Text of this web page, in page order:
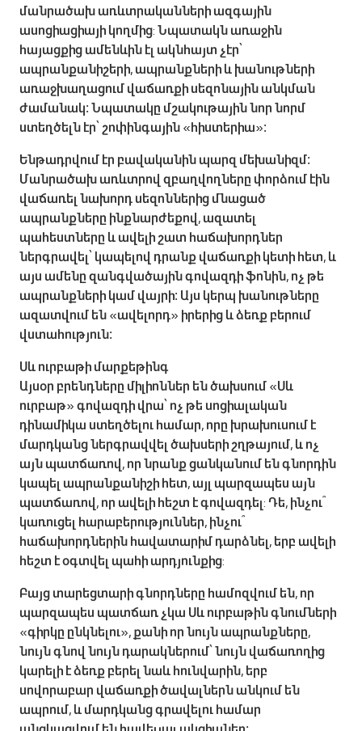
մանրածախ առևտրականների ազգային
ասոցիացիայի կողմից: Նպատակն առաջին
հայացքից ամենևին էլ ակնհայտ չէր՝
ապրանքանիշերի, ապրանքների և խանութների
առաջխաղացում վաճառքի սեզոնային անկման
ժամանակ։ Նպատակը մշակութային նոր նորմ
ստեղծելն էր՝ շոփինգային «հիստերիա»։
Ենթադրվում էր բավականին պարզ մեխանիզմ։
Մանրածախ առևտրով զբաղվողները փորձում էին
վաճառել նախորդ սեզոններից մնացած
ապրանքները ինքնարժեքով, ազատել
պահեստները և ավելի շատ հաճախորդներ
ներգրավել՝ կապելով դրանք վաճառքի կետի հետ, և
այս ամենը զանգվածային գովազդի ֆոնին, ոչ թե
ապրանքների կամ վայրի։ Այս կերպ խանութները
ազատվում են «ավելորդ» իրերից և ձեռք բերում
վստահություն։
Սև ուրբաթի մարքեթինգ
Այսօր բրենդները միլիոններ են ծախսում «Սև
ուրբաթ» գովազդի վրա՝ ոչ թե սոցիալական
դինամիկա ստեղծելու համար, որը խրախուսում է
մարդկանց ներգրավվել ծախսերի շղթայում, և ոչ
այն պատճառով, որ նրանք ցանկանում են գնորդին
կապել ապրանքանիշի հետ, այլ պարզապես այն
պատճառով, որ ավելի հեշտ է գովազդել: Դե, ինչու՞
կառուցել հարաբերություններ, ինչու՞
հաճախորդներին հավատարիմ դարձնել, երբ ավելի
հեշտ է օգտվել պահի արդյունքից:
Բայց տարեցտարի գնորդները համոզվում են, որ
պարզապես պատճառ չկա Սև ուրբաթին գնումների
«գիրկը ընկնելու», քանի որ նույն ապրանքները,
նույն գնով նույն դարակներում՝ նույն վաճառողից
կարելի է ձեռք բերել նաև հունվարին, երբ
սովորաբար վաճառքի ծավալներն անկում են
ապրում, և մարդկանց գրավելու համար